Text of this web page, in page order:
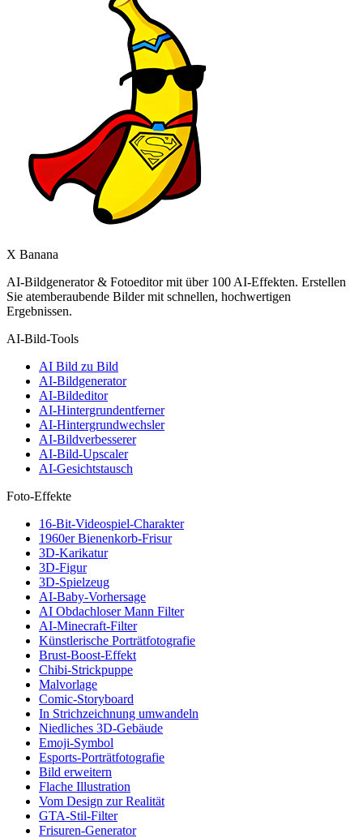
X Banana
AI-Bildgenerator & Fotoeditor mit über 100 AI-Effekten. Erstellen
Sie atemberaubende Bilder mit schnellen, hochwertigen
Ergebnissen.
AI-Bild-Tools
AI Bild zu Bild
AI-Bildgenerator
AI-Bildeditor
AI-Hintergrundentferner
AI-Hintergrundwechsler
AI-Bildverbesserer
AI-Bild-Upscaler
AI-Gesichtstausch
Foto-Effekte
16-Bit-Videospiel-Charakter
1960er Bienenkorb-Frisur
3D-Karikatur
3D-Figur
3D-Spielzeug
AI-Baby-Vorhersage
AI Obdachloser Mann Filter
AI-Minecraft-Filter
Künstlerische Porträtfotografie
Brust-Boost-Effekt
Chibi-Strickpuppe
Malvorlage
Comic-Storyboard
In Strichzeichnung umwandeln
Niedliches 3D-Gebäude
Emoji-Symbol
Esports-Porträtfotografie
Bild erweitern
Flache Illustration
Vom Design zur Realität
GTA-Stil-Filter
Frisuren-Generator